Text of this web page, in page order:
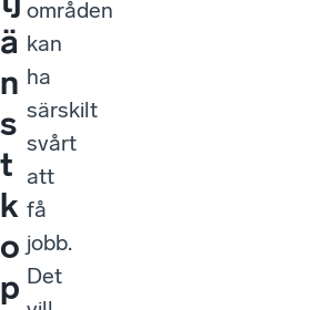
ä
n
s
t
k
o
p
områden
kan
ha
särskilt
svårt
att
få
jobb.
Det